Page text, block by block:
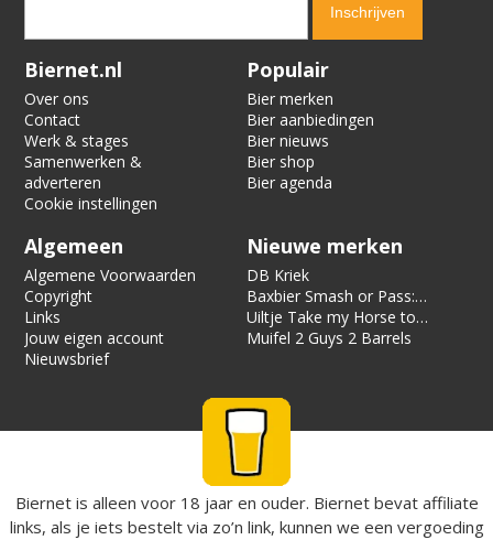
Verification code:
Biernet.nl
Over ons
Contact
Werk & stages
Samenwerken &
adverteren
Cookie instellingen
Populair
Bier merken
Bier aanbiedingen
Bier nieuws
Bier shop
Bier agenda
Algemeen
Algemene Voorwaarden
Copyright
Links
Jouw eigen account
Nieuwsbrief
Nieuwe merken
DB Kriek
Baxbier Smash or Pass:
Strata
Uiltje Take my Horse to
the Hotel Room
Muifel 2 Guys 2 Barrels
Biernet is alleen voor 18 jaar en ouder. Biernet bevat affiliate
links, als je iets bestelt via zo’n link, kunnen we een vergoeding